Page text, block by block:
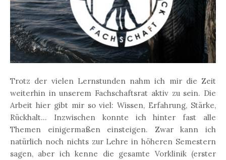
Trotz der vielen Lernstunden nahm ich mir die Zeit
weiterhin in unserem Fachschaftsrat aktiv zu sein. Die
Arbeit hier gibt mir so viel: Wissen, Erfahrung, Stärke,
Rückhalt... Inzwischen konnte ich hinter fast alle
Themen einigermaßen einsteigen. Zwar kann ich
natürlich noch nichts zur Lehre in höheren Semestern
sagen, aber ich kenne die gesamte Vorklinik (erster